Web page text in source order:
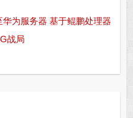
为服务器 基于鲲鹏处理器
战局